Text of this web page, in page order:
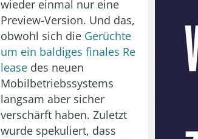
wieder einmal nur eine
Preview-Version. Und das,
obwohl sich die Gerüchte
um ein baldiges finales Re
lease des neuen
Mobilbetriebssystems
langsam aber sicher
verschärft haben. Zuletzt
wurde spekuliert, dass